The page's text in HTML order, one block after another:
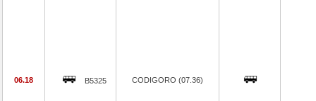
06.18 B5325 CODIGORO (07.36)